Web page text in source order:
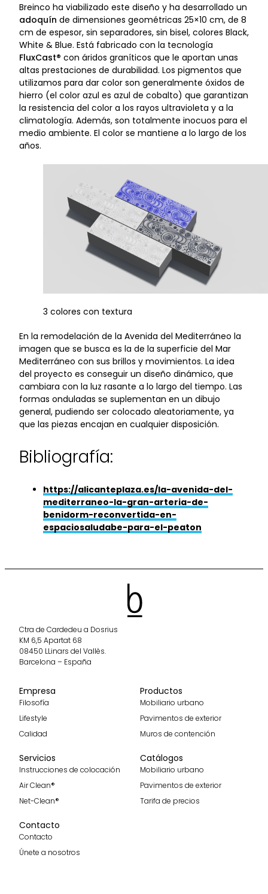
Breinco ha viabilizado este diseño y ha desarrollado un
adoquín de dimensiones geométricas 25×10 cm, de 8
cm de espesor, sin separadores, sin bisel, colores Black,
White & Blue. Está fabricado con la tecnología
FluxCast® con áridos graníticos que le aportan unas
altas prestaciones de durabilidad. Los pigmentos que
utilizamos para dar color son generalmente óxidos de
hierro (el color azul es azul de cobalto) que garantizan
la resistencia del color a los rayos ultravioleta y a la
climatología. Además, son totalmente inocuos para el
medio ambiente. El color se mantiene a lo largo de los
años.
3 colores con textura
En la remodelación de la Avenida del Mediterráneo la
imagen que se busca es la de la superficie del Mar
Mediterráneo con sus brillos y movimientos. La idea
del proyecto es conseguir un diseño dinámico, que
cambiara con la luz rasante a lo largo del tiempo. Las
formas onduladas se suplementan en un dibujo
general, pudiendo ser colocado aleatoriamente, ya
que las piezas encajan en cualquier disposición.
Bibliografía:
https://alicanteplaza.es/la-avenida-del-
mediterraneo-la-gran-arteria-de-
benidorm-reconvertida-en-
espaciosaludabe-para-el-peaton
Ctra de Cardedeu a Dosrius
KM 6,5 Apartat 68
08450 LLinars del Vallès.
Barcelona – España
Empresa
Filosofía
Lifestyle
Calidad
Productos
Mobiliario urbano
Pavimentos de exterior
Muros de contención
Servicios
Instrucciones de colocación
Air Clean®
Net-Clean®
Catálogos
Mobiliario urbano
Pavimentos de exterior
Tarifa de precios
Contacto
Contacto
Únete a nosotros